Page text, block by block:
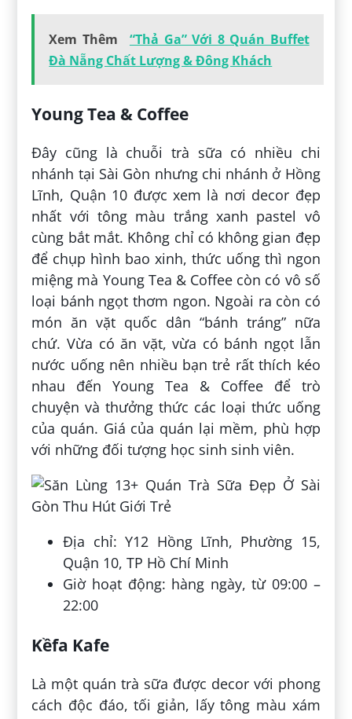
Xem Thêm
“Thả Ga” Với 8 Quán Buffet
Đà Nẵng Chất Lượng & Đông Khách
Young Tea & Coffee
Đây cũng là chuỗi trà sữa có nhiều chi
nhánh tại Sài Gòn nhưng chi nhánh ở Hồng
Lĩnh, Quận 10 được xem là nơi decor đẹp
nhất với tông màu trắng xanh pastel vô
cùng bắt mắt. Không chỉ có không gian đẹp
để chụp hình bao xinh, thức uống thì ngon
miệng mà Young Tea & Coffee còn có vô số
loại bánh ngọt thơm ngon. Ngoài ra còn có
món ăn vặt quốc dân “bánh tráng” nữa
chứ. Vừa có ăn vặt, vừa có bánh ngọt lẫn
nước uống nên nhiều bạn trẻ rất thích kéo
nhau đến Young Tea & Coffee để trò
chuyện và thưởng thức các loại thức uống
của quán. Giá của quán lại mềm, phù hợp
với những đối tượng học sinh sinh viên.
Địa chỉ: Y12 Hồng Lĩnh, Phường 15,
Quận 10, TP Hồ Chí Minh
Giờ hoạt động: hàng ngày, từ 09:00 –
22:00
Kềfa Kafe
Là một quán trà sữa được decor với phong
cách độc đáo, tối giản, lấy tông màu xám